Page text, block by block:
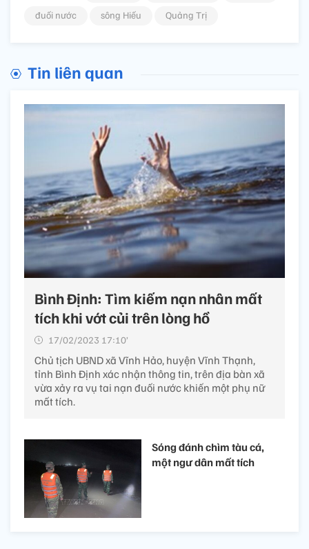
đuối nước
sông Hiếu Quảng Trị
Tin liên quan
Bình Định: Tìm kiếm nạn nhân mất
tích khi vớt củi trên lòng hồ
17/02/2023 17:10’
Chủ tịch UBND xã Vĩnh Hảo, huyện Vĩnh Thạnh,
tỉnh Bình Định xác nhận thông tin, trên địa bàn xã
vừa xảy ra vụ tai nạn đuối nước khiến một phụ nữ
mất tích.
Sóng đánh chìm tàu cá,
một ngư dân mất tích